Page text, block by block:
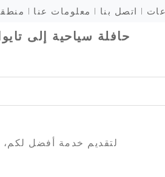
معلومات عنا اتصل بنا
حافلة سياحية إلى
لتقديم خدمة أفضل